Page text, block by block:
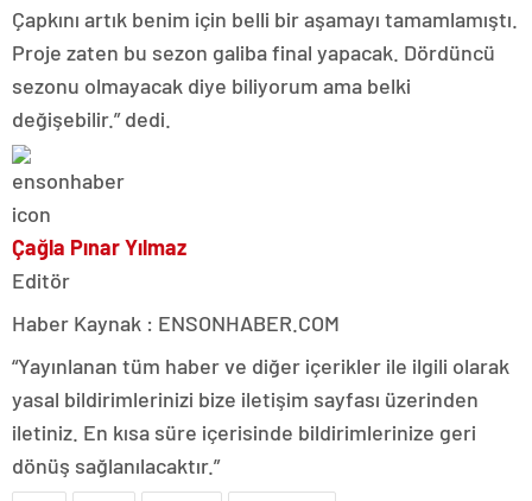
Çapkını artık benim için belli bir aşamayı tamamlamıştı.
Proje zaten bu sezon galiba final yapacak. Dördüncü
sezonu olmayacak diye biliyorum ama belki
değişebilir.” dedi.
Çağla Pınar Yılmaz
Editör
Haber Kaynak : ENSONHABER.COM
“Yayınlanan tüm haber ve diğer içerikler ile ilgili olarak
yasal bildirimlerinizi bize iletişim sayfası üzerinden
iletiniz. En kısa süre içerisinde bildirimlerinize geri
dönüş sağlanılacaktır.”